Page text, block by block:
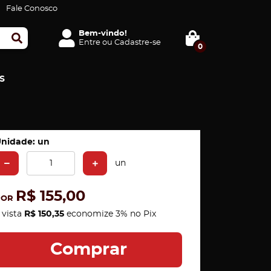
Fale Conosco
Bem-vindo!
Entreou Cadastre-se 0
un
un
R$ 155,00
vista R$ 150,35 economize3% no Pix
Comprar